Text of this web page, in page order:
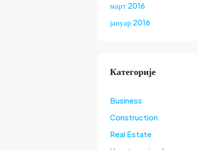
март 2016
јануар 2016
Категорије
Business
Construction
Real Estate